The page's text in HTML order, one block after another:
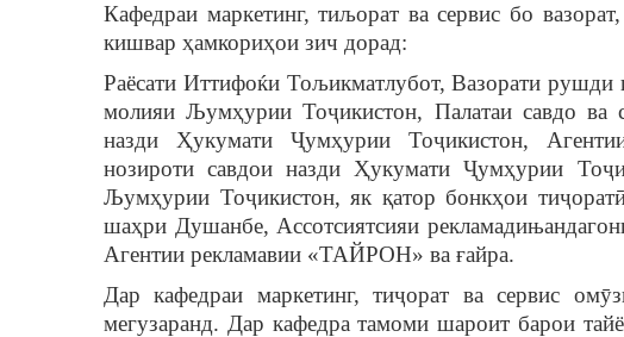
Кафедраи маркетинг, тиљорат ва сервис бо
кишвар ҳамкориҳои зич дорад:
Раёсати Иттифоќи Тољикматлубот, Вазорати
молияи Љумҳурии Тоҷикистон, Палатаи савдо
назди Ҳукумати Ҷумҳурии Тоҷикистон, Агентии
нозироти савдои назди Ҳукумати Ҷумҳурии
Љумҳурии Тоҷикистон, як қатор бонкҳои
шаҳри Душанбе, Ассотсиятсияи
Агентии рекламавии «ТАЙРОН» ва ғайра.
Дар кафедраи маркетинг, тиҷорат ва сервис
мегузаранд. Дар кафедра тамоми шароит барои